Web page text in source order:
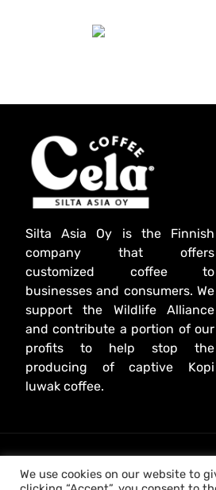
Silta Asia Oy is the Finnish
company that offers
customized coffee to
businesses and consumers. We
support the Wildlife Alliance
and contribute a portion of our
profits to help stop the
producing of captive Kopi
luwak coffee.
We use cookies on our website to